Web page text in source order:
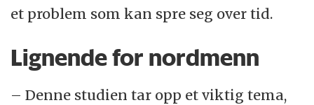
et problem som kan spre seg over tid.
Lignende for nordmenn
– Denne studien tar opp et viktig tema,